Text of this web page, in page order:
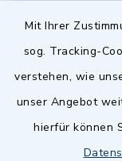
Mit Ihrer
sog. Tracking-
verstehen, wie
unser Angebot
hierfür können
Quicklinks
Zenngrund